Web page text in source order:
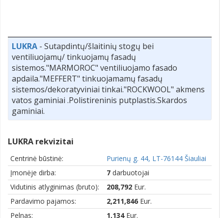
LUKRA - Sutapdintų/šlaitinių stogų bei
ventiliuojamų/ tinkuojamų fasadų
sistemos."MARMOROC" ventiliuojamo fasado
apdaila."MEFFERT" tinkuojamamų fasadų
sistemos/dekoratyviniai tinkai."ROCKWOOL" akmens
vatos gaminiai .Polistireninis putplastis.Skardos
gaminiai.
LUKRA rekvizitai
Centrinė būstinė:
Purienų g. 44, LT-76144 Šiauliai
Įmonėje dirba:
7 darbuotojai
Vidutinis atlyginimas (bruto):
208,792 Eur.
Pardavimo pajamos:
2,211,846 Eur.
Pelnas:
1,134Eur.